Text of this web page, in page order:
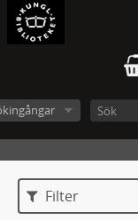
Filter